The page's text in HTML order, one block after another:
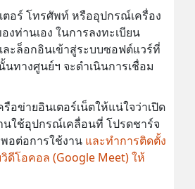
อร์ โทรศัพท์ หรืออุปกรณ์เครื่อง
งท่านเอง ในการลงทะเบียน
ะล็อกอินเข้าสู่ระบบซอฟต์แวร์ที่
ทางศูนย์ฯ จะดำเนินการเชื่อม
อข่ายอินเตอร์เน็ตให้แน่ใจว่าเปิด
นใช้อุปกรณ์เคลื่อนที่ โปรดชาร์จ
อต่อการใช้งาน และทำการติดตั้ง
ดีโอคอล (Google Meet) ให้